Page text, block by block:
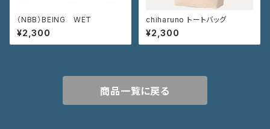
（NBB）BEING WET
¥2,300
chiharuno トートバッグ
¥2,300
商品一覧に戻る